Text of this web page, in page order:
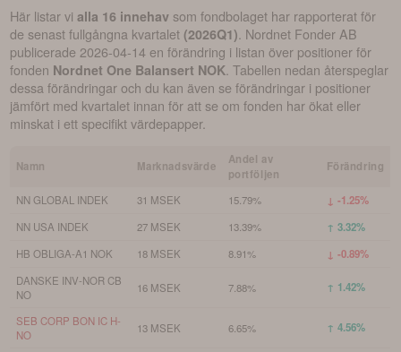
Här listar vialla 16 innehav som fondbolaget har rapporterat för
de senast fullgångna kvartalet (2026Q1) Nordnet Fonder AB
publicerade 2026-04-14 en förändring i listan över positioner för
fonden Nordnet One Balansert NOK . Tabellen nedan återspeglar
dessa förändringar och du kan även se förändringar i positioner
jämfört med kvartalet innan för att se om fonden har ökat eller
minskat i ett specifikt värdepapper.
Namn Marknadsvärde
Andel av
portföljen
Förändring
NN GLOBAL INDEK 31 MSEK 15.79% ↓ -1.25%
NN USA INDEK 27 MSEK 13.39% ↑ 3.32%
HB OBLIGA-A1 NOK 18 MSEK 8.91% ↓ -0.89%
DANSKE INV-NOR CB
NO
16 MSEK 7.88% ↑ 1.42%
SEB CORP BON IC H-
NO
13 MSEK 6.65% ↑ 4.56%